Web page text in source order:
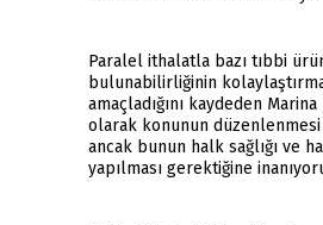
Paralel ithalatla bazı tıbbi
bulunabilirliğinin
amaçladığını kaydeden
olarak konunun
ancak bunun halk sağlığı ve
yapılması gerektiğine